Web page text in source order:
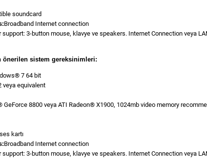
soundcard
Broadband Internet connection
support: 3-button mouse, klavye ve speakers. Internet Connection veya
önerilen sistem gereksinimleri:
7 64 bit
veya equivalent
GeForce 8800 veya ATI Radeon® X1900, 1024mb video memory
kartı
Broadband Internet connection
support: 3-button mouse, klavye ve speakers. Internet Connection veya